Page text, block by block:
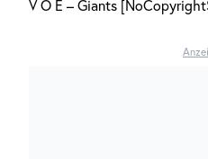
V O E – Giants